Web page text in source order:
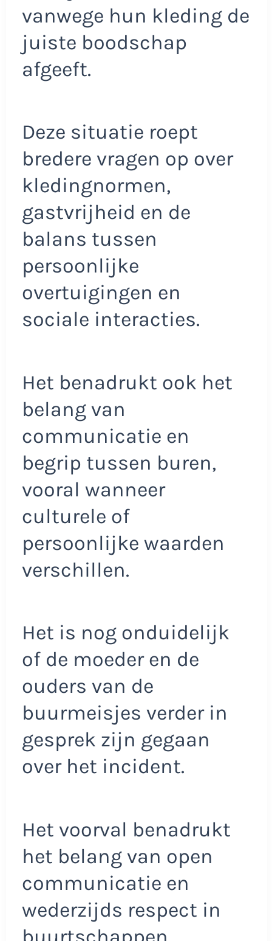
vanwege hun kleding de
juiste boodschap
afgeeft.​
Deze situatie roept
bredere vragen op over
kledingnormen,
gastvrijheid en de
balans tussen
persoonlijke
overtuigingen en
sociale interacties.
Het benadrukt ook het
belang van
communicatie en
begrip tussen buren,
vooral wanneer
culturele of
persoonlijke waarden
verschillen.​
Het is nog onduidelijk
of de moeder en de
ouders van de
buurmeisjes verder in
gesprek zijn gegaan
over het incident.
Het voorval benadrukt
het belang van open
communicatie en
wederzijds respect in